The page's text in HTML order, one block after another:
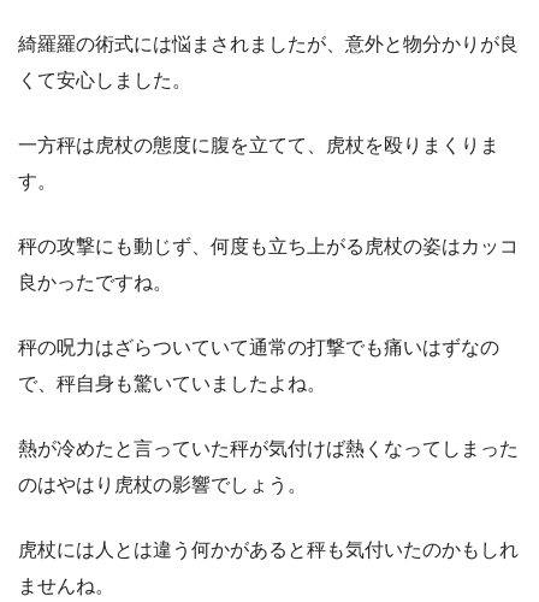
綺羅羅の術式には悩まされましたが、意外と物分かりが良
くて安心しました。
一方秤は虎杖の態度に腹を立てて、虎杖を殴りまくりま
す。
秤の攻撃にも動じず、何度も立ち上がる虎杖の姿はカッコ
良かったですね。
秤の呪力はざらついていて通常の打撃でも痛いはずなの
で、秤自身も驚いていましたよね。
熱が冷めたと言っていた秤が気付けば熱くなってしまった
のはやはり虎杖の影響でしょう。
虎杖には人とは違う何かがあると秤も気付いたのかもしれ
ませんね。